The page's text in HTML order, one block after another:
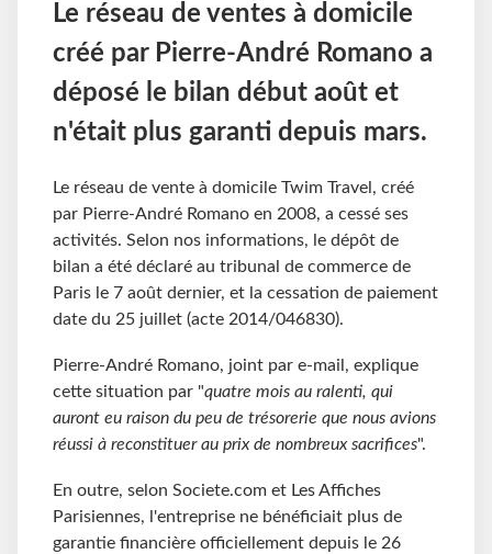
Le réseau de ventes à domicile
créé par Pierre-André Romano a
déposé le bilan début août et
n'était plus garanti depuis mars.
Le réseau de vente à domicile Twim Travel, créé
par Pierre-André Romano en 2008, a cessé ses
activités. Selon nos informations, le dépôt de
bilan a été déclaré au tribunal de commerce de
Paris le 7 août dernier, et la cessation de paiement
date du 25 juillet (acte 2014/046830).
Pierre-André Romano, joint par e-mail, explique
cette situation par "quatre mois au ralenti, qui
auront eu raison du peu de trésorerie que nous avions
réussi à reconstituer au prix de nombreux sacrifices".
En outre, selon Societe.com et Les Affiches
Parisiennes, l'entreprise ne bénéficiait plus de
garantie financière officiellement depuis le 26